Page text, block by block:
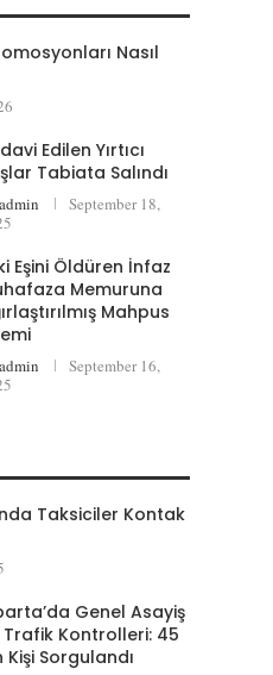
Nasıl
Edilen Yırtıcı
Tabiata Salındı
admin
September 18,
Eşini Öldüren İnfaz
Memuruna
Mahpus
admin
September 16,
Taksiciler Kontak
Genel Asayiş
Trafik Kontrolleri: 45
Kişi Sorgulandı